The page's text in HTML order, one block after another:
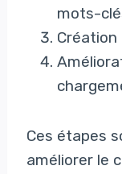
mots-
Création
Ces étapes
améliorer le